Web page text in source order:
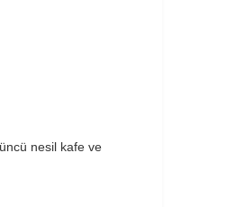
nesil kafe ve